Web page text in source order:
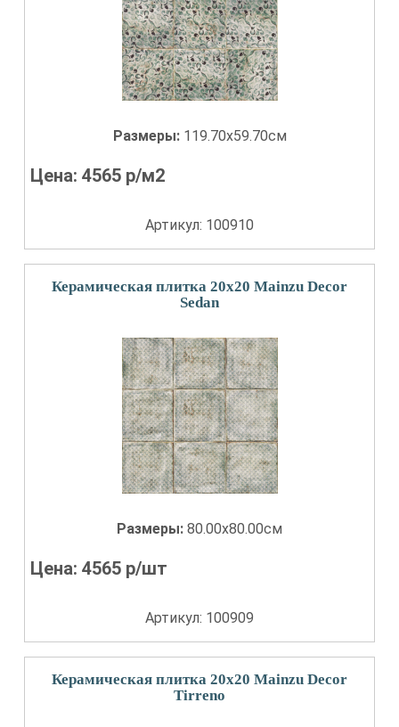
Размеры: 119.70x59.70см
Цена:4565 р/м2
Артикул: 100910
Керамическая плитка 20x20 Mainzu Decor
Sedan
Размеры: 80.00x80.00см
Цена:4565 р/шт
Артикул: 100909
Керамическая плитка 20x20 Mainzu Decor
Tirreno